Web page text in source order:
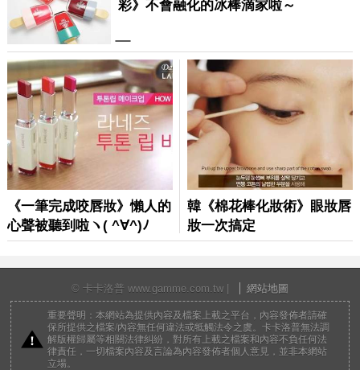
© 卡卡洛普 www.gamme.com.tw | 網站地圖
重要聲明：本網站為提供內容及檔案上載之平台，內容發佈者請確
保所提供之檔案/內容無任何違法或牴觸法令之虞。卡卡洛普無法調
解版權歸屬等相關法律糾紛，對所有上載之檔案和內容不負任何法
律責任，一切檔案內容及言論為內容發佈者個人意見，並非本網站
立場。